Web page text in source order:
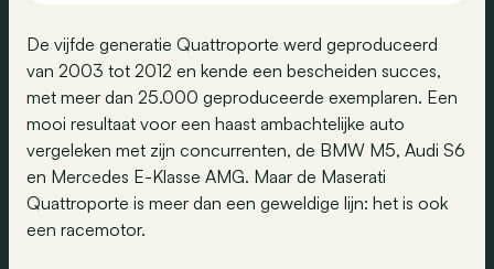
De vijfde generatie Quattroporte werd geproduceerd
van 2003 tot 2012 en kende een bescheiden succes,
met meer dan 25.000 geproduceerde exemplaren. Een
mooi resultaat voor een haast ambachtelijke auto
vergeleken met zijn concurrenten, de BMW M5, Audi S6
en Mercedes E-Klasse AMG. Maar de Maserati
Quattroporte is meer dan een geweldige lijn: het is ook
een racemotor.